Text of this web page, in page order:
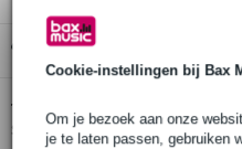
Cookie-instellingen bij Bax
Om je bezoek aan onze
je te laten passen, gebruiken
Gratis ophalen in de winkel
Twijfel je of de Sennheiser
stereo male kabelbij je past?